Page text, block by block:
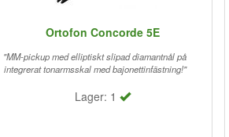
Ortofon Concorde 5E
"MM-pickup med elliptiskt slipad diamantnål på
integrerat tonarmsskal med bajonettinfästning!"
Lager: 1